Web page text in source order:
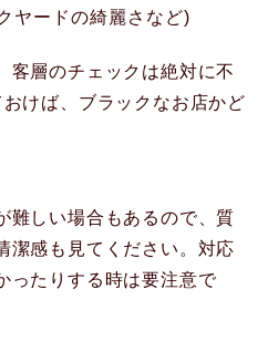
ヤードの綺麗さなど)
客層のチェックは絶対に不
けば、ブラックなお店かど
難しい場合もあるので、質
潔感も見てください。対応
ったりする時は要注意で